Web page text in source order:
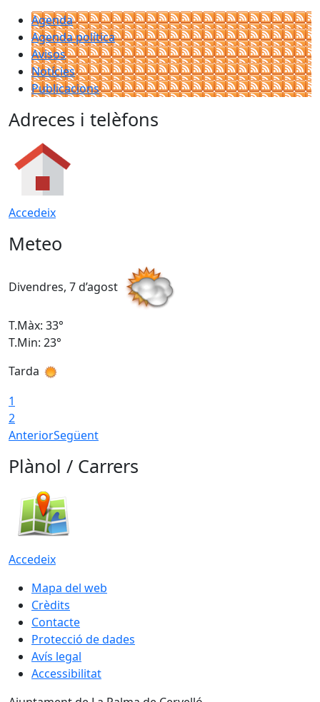
Agenda
Agenda política
Avisos
Notícies
Publicacions
Adreces i telèfons
Accedeix
Meteo
Divendres, 7 d’agost
T.Màx: 33°
T.Min: 23°
Tarda
1
2
AnteriorSegüent
Plànol / Carrers
Accedeix
Mapa del web
Crèdits
Contacte
Protecció de dades
Avís legal
Accessibilitat